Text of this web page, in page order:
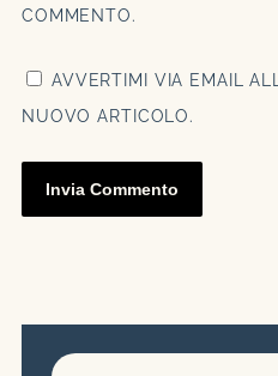
COMMENTO.
AVVERTIMI VIA EMAIL
NUOVO ARTICOLO.